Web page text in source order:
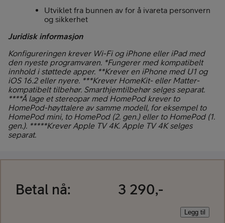
Utviklet fra bunnen av for å ivareta personvern
og sikkerhet
Juridisk informasjon
Konfigureringen krever Wi-Fi og iPhone eller iPad med
den nyeste programvaren. *Fungerer med kompatibelt
innhold i støttede apper. **Krever en iPhone med U1 og
iOS 16.2 eller nyere. ***Krever HomeKit- eller Matter-
kompatibelt tilbehør. Smarthjemtilbehør selges separat.
****Å lage et stereopar med HomePod krever to
HomePod-høyttalere av samme modell, for eksempel to
HomePod mini, to HomePod (2. gen.) eller to HomePod (1.
gen.). *****Krever Apple TV 4K. Apple TV 4K selges
separat.
Betal nå: 3 290,-
Legg til